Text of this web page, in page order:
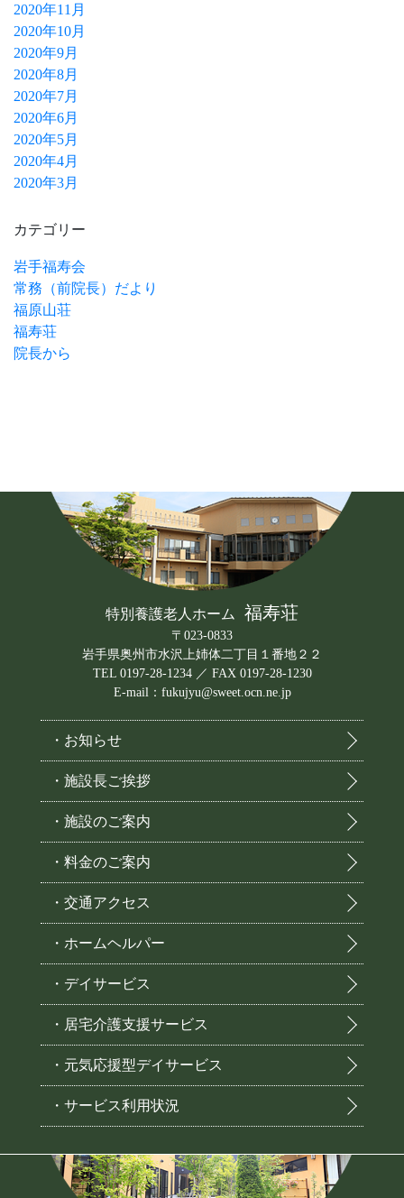
2020年11月
2020年10月
2020年9月
2020年8月
2020年7月
2020年6月
2020年5月
2020年4月
2020年3月
カテゴリー
岩手福寿会
常務（前院長）だより
福原山荘
福寿荘
院長から
特別養護老人ホーム 福寿荘
〒023-0833
岩手県奥州市水沢上姉体二丁目１番地２２
TEL 0197-28-1234 ／ FAX 0197-28-1230
E-mail：fukujyu@sweet.ocn.ne.jp
・お知らせ
・施設長ご挨拶
・施設のご案内
・料金のご案内
・交通アクセス
・ホームヘルパー
・デイサービス
・居宅介護支援サービス
・元気応援型デイサービス
・サービス利用状況